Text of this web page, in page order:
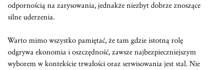
odpornością na zarysowania, jednakże niezbyt dobrze znoszące
silne uderzenia.
Warto mimo wszystko pamiętać, że tam gdzie istotną rolę
odgrywa ekonomia i oszczędność, zawsze najbezpieczniejszym
wyborem w kontekście trwałości oraz serwisowania jest stal. Nie